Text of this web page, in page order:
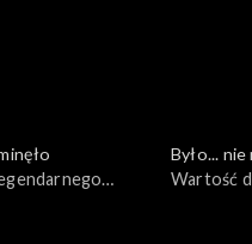
Było... nie
Wartość